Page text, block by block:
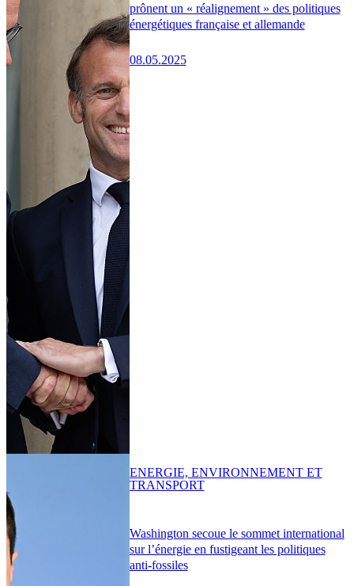
prônent un « réalignement » des politiques
énergétiques française et allemande
08.05.2025
Washington secoue le sommet international
sur l’énergie en fustigeant les politiques
anti-fossiles
ENERGIE, ENVIRONNEMENT ET
TRANSPORT